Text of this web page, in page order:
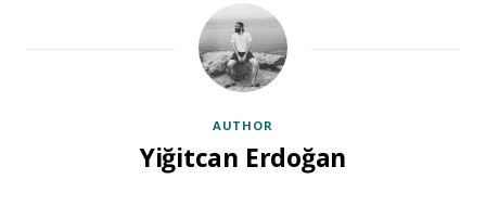
AUTHOR
Yiğitcan Erdoğan